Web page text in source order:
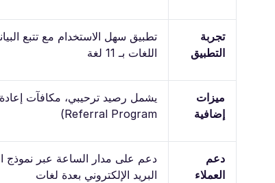
تجربة
التطبيق
تطبيق سهل الاستخدام مع تتبع
اللغات بـ 11 لغة
ميزات
إضافية
Referral Program)
دعم
العملاء
دعم على مدار الساعة عبر نموذج
البريد الإلكتروني بعدة لغات